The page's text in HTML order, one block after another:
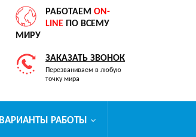
РАБОТАЕМ ON-
LINE ПО ВСЕМУ
МИРУ
ЗАКАЗАТЬ ЗВОНОК
Перезваниваем в любую
точку мира
ВАРИАНТЫ РАБОТЫ